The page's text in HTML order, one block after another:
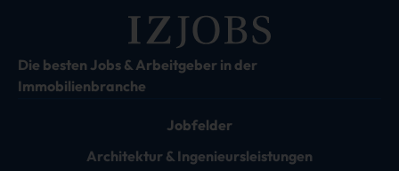
Die besten Jobs & Arbeitgeber in der
Immobilienbranche
Jobfelder
Architektur & Ingenieursleistungen